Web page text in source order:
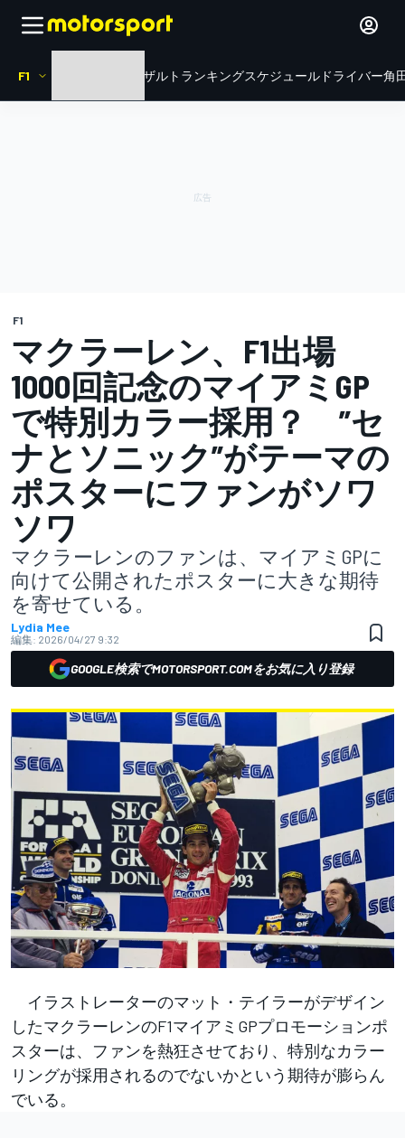
F1 リザルト ランキングスケジュール ドライバー角
F1
マクラーレン、F1出場
1000回記念のマイアミGP
で特別カラー採用？ ”セ
ナとソニック”がテーマの
ポスターにファンがソワ
ソワ
マクラーレンのファンは、マイアミGPに
向けて公開されたポスターに大きな期待
を寄せている。
Lydia Mee
編集: 2026/04/27 9:32
GOOGLE検索でMOTORSPORT.COMをお気に入り登録
イラストレーターのマット・テイラーがデザイン
したマクラーレンのF1マイアミGPプロモーションポ
スターは、ファンを熱狂させており、特別なカラー
リングが採用されるのでないかという期待が膨らん
でいる。